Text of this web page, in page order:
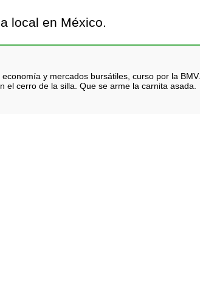
local en México.
y mercados bursátiles, curso por la
cerro de la silla. Que se arme la carnita asada.